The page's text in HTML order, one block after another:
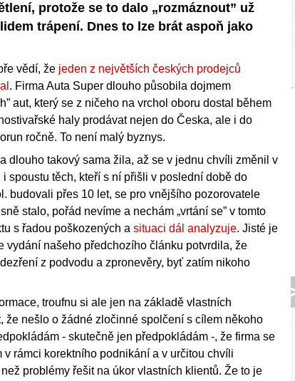
protože se to dalo „rozmáznout” už
trápení. Dnes to lze brát aspoň jako
vědí, že jeden z největších českých prodejců
. Firma Auta Super dlouho působila dojmem
aut, který se z ničeho na vrchol oboru dostal během
haly prodávat nejen do Česka, ale i do
ročně. To není malý byznys.
dlouho takový sama žila, až se v jednu chvíli změnil v
spoustu těch, kteří s ní přišli v poslední době do
budovali přes 10 let, se pro vnějšího pozorovatele
stalo, pořád nevíme a nechám „vrtání se” v tomto
s řadou poškozených a situaci dál analyzuje. Jisté je
vydání našeho předchozího článku potvrdila, že
z podvodu a zpronevěry, byť zatím nikoho
troufnu si ale jen na základě vlastních
že nešlo o žádné zločinné spolčení s cílem někoho
- skutečně jen předpokládám -, že firma se
rámci korektního podnikání a v určitou chvíli
problémy řešit na úkor vlastních klientů. Že to je